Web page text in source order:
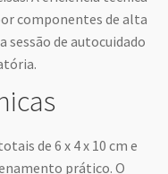
componentes de alta
sessão de autocuidado
de 6 x 4 x 10 cm e
prático. O